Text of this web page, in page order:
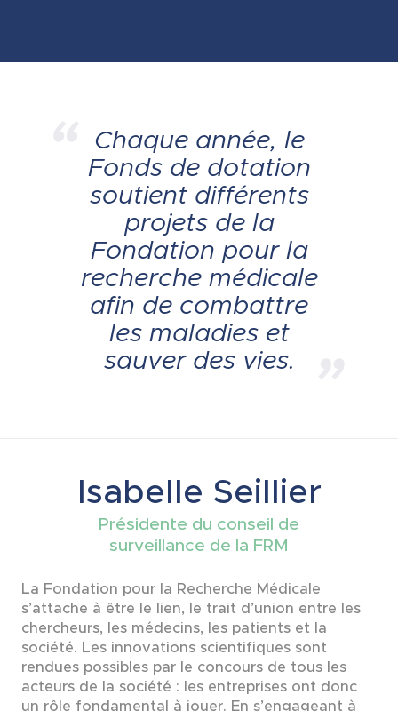
Chaque année, le
Fonds de dotation
soutient différents
projets de la
Fondation pour la
recherche médicale
afin de combattre
les maladies et
sauver des vies.
Isabelle Seillier
Présidente du conseil de
surveillance de la FRM
La Fondation pour la Recherche Médicale
s’attache à être le lien, le trait d’union entre les
chercheurs, les médecins, les patients et la
société. Les innovations scientifiques sont
rendues possibles par le concours de tous les
acteurs de la société : les entreprises ont donc
un rôle fondamental à jouer. En s’engageant à